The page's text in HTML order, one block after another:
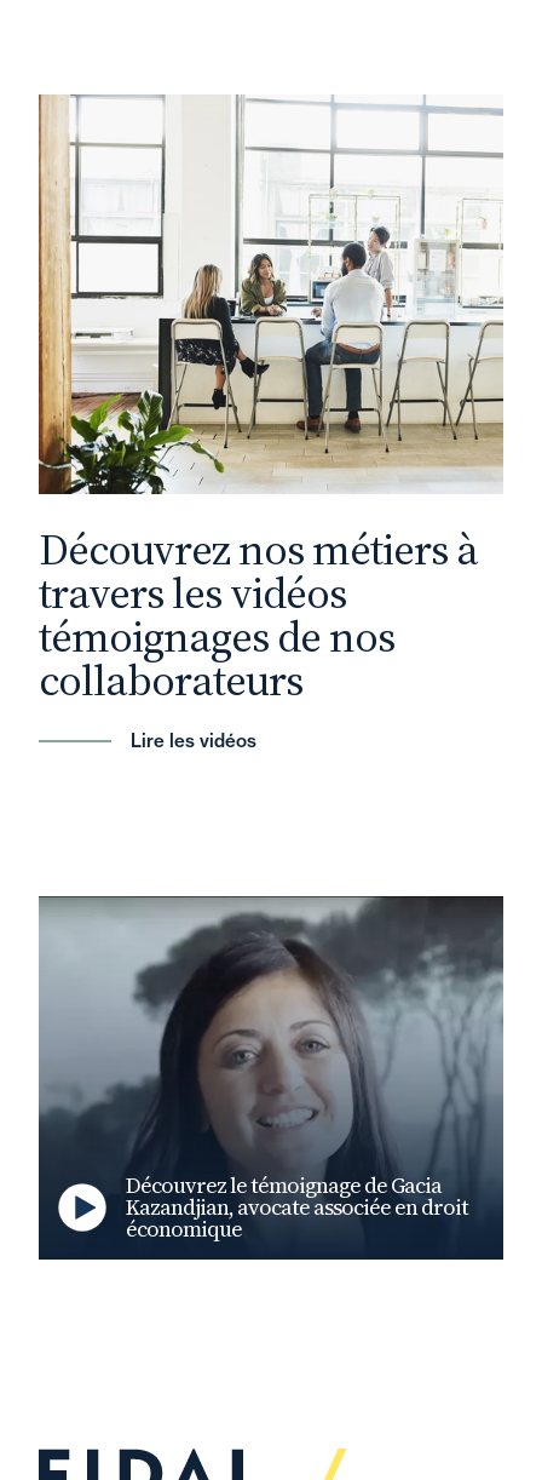
particulièrement aux doubles cursus droit-
école de commerce. Nous avons à cœur de
faire progresser nos talents.
Fidal a élaboré une classification interne
permettant de définir les étapes successives de
l’évolution des avocats et juristes. Retrouvez
plus de détails dans la rubrique « Fidal, un
cabinet ou l’on peut évoluer ».
Direction de la communication
Direction marketing
Direction des systèmes d’information
Service documentation
Direction administrative et financière
Service juridique interne
participant au développement et à la stratégie
du département.
Découvrez nos métiers à
travers les vidéos
témoignages de nos
collaborateurs
Lire les vidéos
Découvrez le témoignage de Gacia
Kazandjian, avocate associée en droit
économique